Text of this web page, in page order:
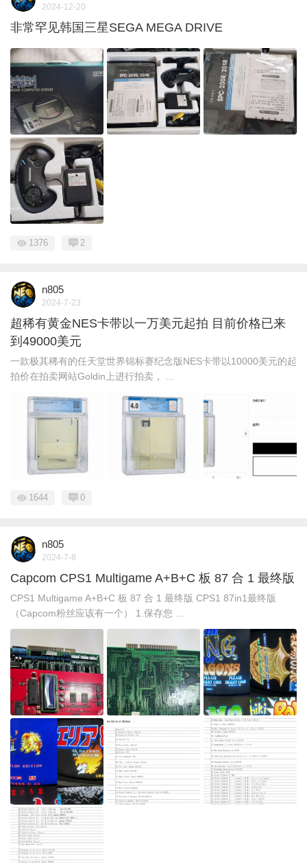
2024-12-20
非常罕见韩国三星SEGA MEGA DRIVE
1376 2
n805
2024-7-23
超稀有黄金NES卡带以一万美元起拍 目前价格已来
到49000美元
一款极其稀有的任天堂世界锦标赛纪念版NES卡带以10000美元的起
拍价在拍卖网站Goldin上进行拍卖， ...
1644 0
n805
2024-7-8
Capcom CPS1 Multigame A+B+C 板 87 合 1 最终版
CPS1 Multigame A+B+C 板 87 合 1 最终版 CPS1 87in1最终版
（Capcom粉丝应该有一个） 1.保存您 ...